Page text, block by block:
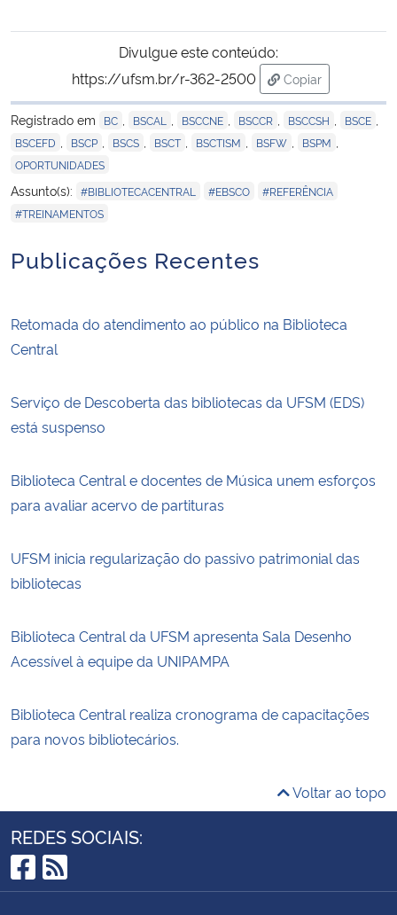
Divulgue este conteúdo:
https://ufsm.br/r-362-2500
Copiar
para área de
Registrado em
BC BSCAL BSCCNE BSCCR BSCCSH BSCE
BSCEFD BSCP BSCS BSCT BSCTISM BSFW BSPM
OPORTUNIDADES
Assunto(s): #BIBLIOTECACENTRAL #EBSCO #REFERÊNCIA
#TREINAMENTOS
Publicações Recentes
Retomada do atendimento ao público na Biblioteca
Central
Serviço de Descoberta das bibliotecas da UFSM (EDS)
está suspenso
Biblioteca Central e docentes de Música unem esforços
para avaliar acervo de partituras
UFSM inicia regularização do passivo patrimonial das
bibliotecas
Biblioteca Central da UFSM apresenta Sala Desenho
Acessível à equipe da UNIPAMPA
Biblioteca Central realiza cronograma de capacitações
para novos bibliotecários.
Voltar ao topo
REDES SOCIAIS:
Facebook
RSS